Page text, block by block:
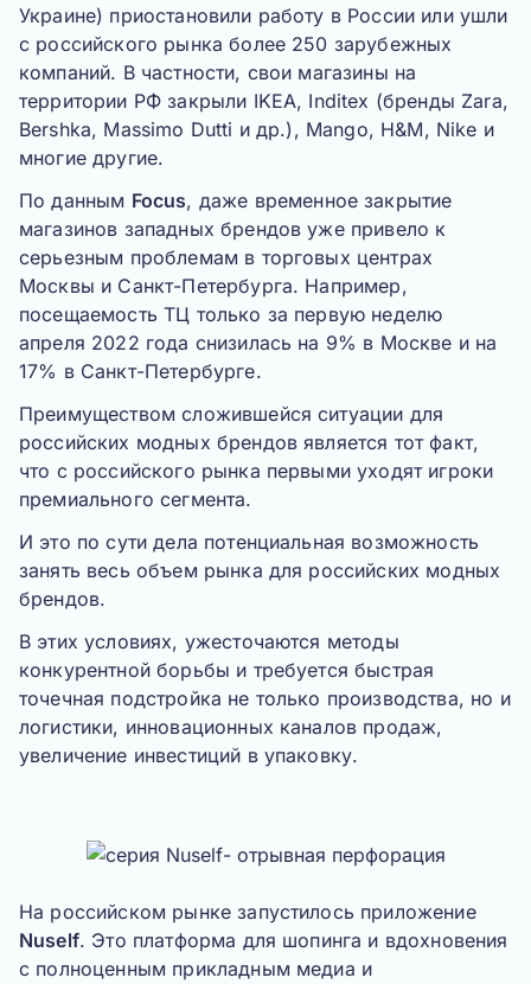
Украине) приостановили работу в России или ушли
с российского рынка более 250 зарубежных
компаний. В частности, свои магазины на
территории РФ закрыли IKEA, Inditex (бренды Zara,
Bershka, Massimo Dutti и др.), Mango, H&M, Nike и
многие другие.
По данным Focus, даже временное закрытие
магазинов западных брендов уже привело к
серьезным проблемам в торговых центрах
Москвы и Санкт-Петербурга. Например,
посещаемость ТЦ только за первую неделю
апреля 2022 года снизилась на 9% в Москве и на
17% в Санкт-Петербурге.
Преимуществом сложившейся ситуации для
российских модных брендов является тот факт,
что с российского рынка первыми уходят игроки
премиального сегмента.
И это по сути дела потенциальная возможность
занять весь объем рынка для российских модных
брендов.
В этих условиях, ужесточаются методы
конкурентной борьбы и требуется быстрая
точечная подстройка не только производства, но и
логистики, инновационных каналов продаж,
увеличение инвестиций в упаковку.
На российском рынке запустилось приложение
Nuself. Это платформа для шопинга и вдохновения
с полноценным прикладным медиа и